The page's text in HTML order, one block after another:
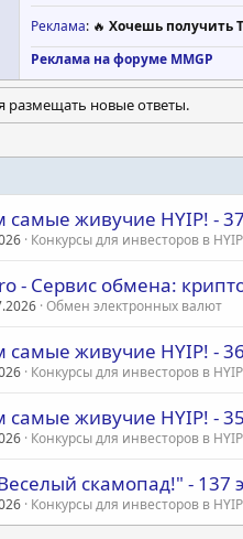
Реклама: 🔥 Хочешь получить
Реклама на форуме MMGP
размещать новые ответы.
живучие HYIP! -
Конкурсы для инвесторов в HYIP
- Сервис обмена:
Обмен электронных валют
живучие HYIP! -
Конкурсы для инвесторов в HYIP
живучие HYIP! -
Конкурсы для инвесторов в HYIP
скамопад!" - 137
Конкурсы для инвесторов в HYIP